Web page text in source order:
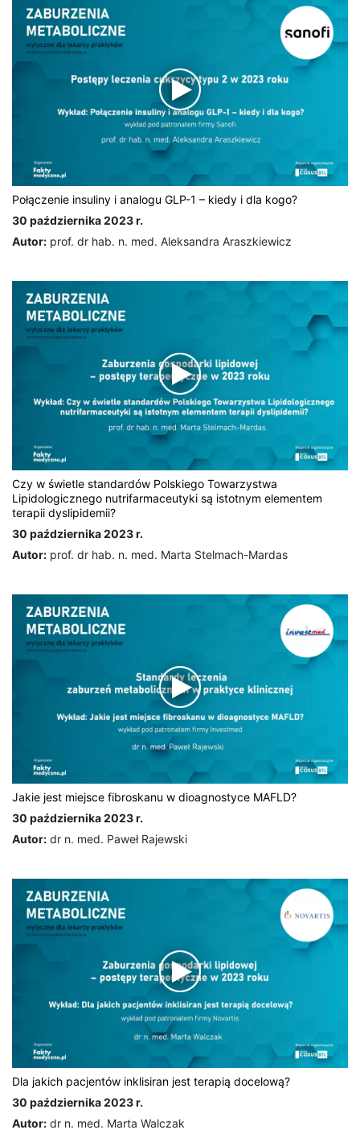
Połączenie insuliny i analogu GLP-1 – kiedy i dla kogo?
30 października 2023 r.
Autor: prof. dr hab. n. med. Aleksandra Araszkiewicz
Czy w świetle standardów Polskiego Towarzystwa
Lipidologicznego nutrifarmaceutyki są istotnym elementem
terapii dyslipidemii?
30 października 2023 r.
Autor: prof. dr hab. n. med. Marta Stelmach-Mardas
Jakie jest miejsce fibroskanu w dioagnostyce MAFLD?
30 października 2023 r.
Autor: dr n. med. Paweł Rajewski
Dla jakich pacjentów inklisiran jest terapią docelową?
30 października 2023 r.
Autor: dr n. med. Marta Walczak